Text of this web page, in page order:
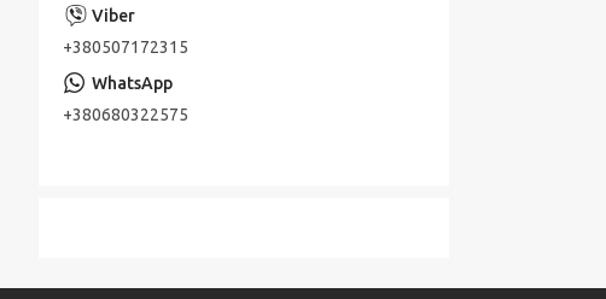
+380507172315
+380680322575